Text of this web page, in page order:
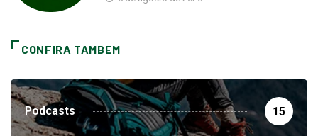
CONFIRA TAMBEM
Podcasts 15